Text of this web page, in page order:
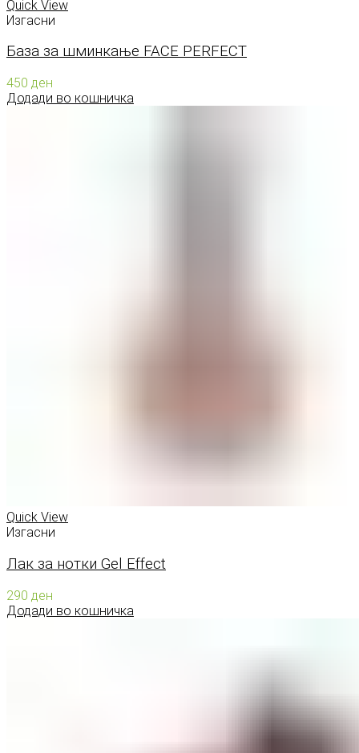
Quick View
Изгасни
База за шминкање FACE PERFECT
450 ден
Додади во кошничка
Quick View
Изгасни
Лак за нотки Gel Effect
290 ден
Додади во кошничка